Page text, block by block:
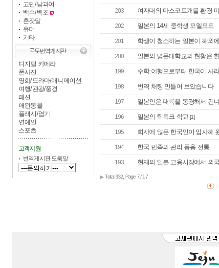
고민/남과여
백수/백조
혼잣말
유머
기타
디지털 카메라
폰사진
영화/드라마/애니메이션
여행/관광/풍경
패션
애완동물
플래시/엽기
연예인
스포츠
고객지원
번역게시판 도움말
203 여자대의 마스코트개를 환경
202 일본의 14세 중학생 모델모
201 학생이 청소하는 일본이 해외
200 일본의 명문대학교의 현황은
199 수학 여행으로부터 한국이 사
198 번역 채팅 만들어 보았습니다
197 일본인은 대륙을 동경해서 건
196 일본의 틱톡크 학교 [1]
195 회사에 많은 한국인이 입사해
194 한국 민족의 관리 등용 전통
193 현재의 일본 고용시장에서 외
▶ Total 332, Page 7 / 17
...